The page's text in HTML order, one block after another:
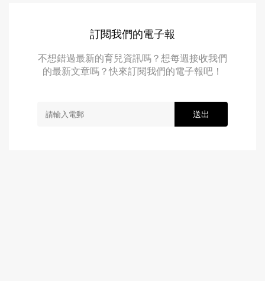
訂閱我們的電子報
不想錯過最新的育兒資訊嗎？想每週接收我們
的最新文章嗎？快來訂閱我們的電子報吧！
送出